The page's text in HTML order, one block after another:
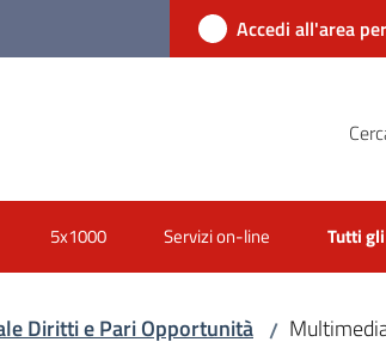
Accedi all'area
5x1000 Servizi on-line Tutti
Diritti e Pari Opportunità /